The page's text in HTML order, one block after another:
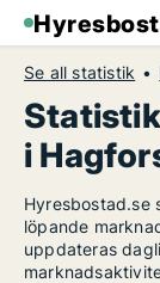
Se all statistik
i
Hyresbostad.se
löpande
uppdateras